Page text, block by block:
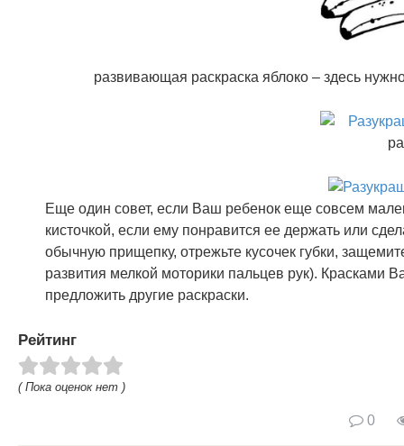
развивающая раскраска яблоко – здесь
Еще один совет, если Ваш ребенок еще совсем
кисточкой, если ему понравится ее держать или
обычную прищепку, отрежьте кусочек губки,
развития мелкой моторики пальцев рук). Красками
предложить другие раскраски.
Рейтинг
( Пока оценок нет )
0